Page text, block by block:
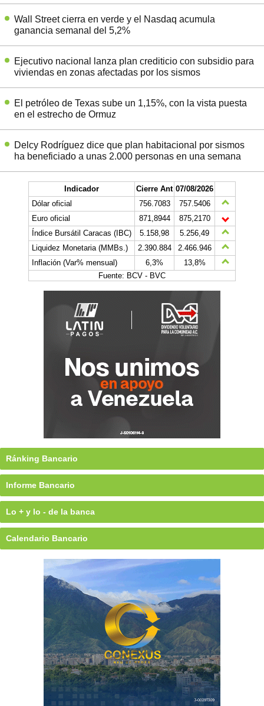
Wall Street cierra en verde y el Nasdaq acumula
ganancia semanal del 5,2%
Ejecutivo nacional lanza plan crediticio con subsidio para
viviendas en zonas afectadas por los sismos
El petróleo de Texas sube un 1,15%, con la vista puesta
en el estrecho de Ormuz
Delcy Rodríguez dice que plan habitacional por sismos
ha beneficiado a unas 2.000 personas en una semana
Indicador Cierre Ant 07/08/2026
Dólar oficial
756.7083
757.5406
Euro oficial
871,8944
875,2170
Índice Bursátil Caracas (IBC)
5.158,98
5.256,49
Liquidez Monetaria (MMBs.)
2.390.884
2.466.946
Inflación (Var% mensual)
6,3%
13,8%
Fuente: BCV - BVC
Ránking Bancario
Informe Bancario
Lo + y lo - de la banca
Calendario Bancario